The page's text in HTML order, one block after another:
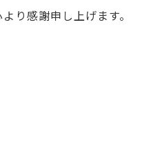
り感謝申し上げます。